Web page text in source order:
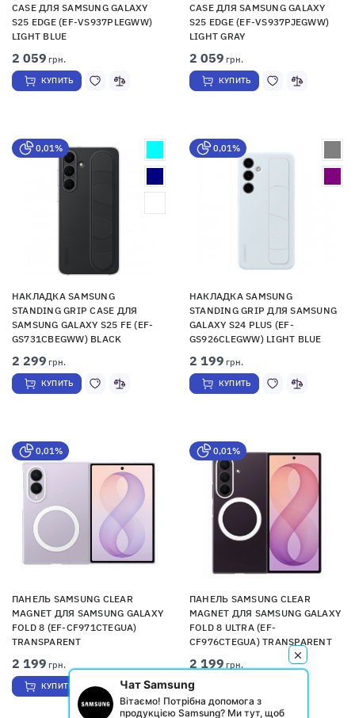
CASE ДЛЯ SAMSUNG GALAXY
S25 EDGE (EF-VS937PLEGWW)
LIGHT BLUE
2 059 грн.
КУПИТЬ
CASE ДЛЯ SAMSUNG GALAXY
S25 EDGE (EF-VS937PJEGWW)
LIGHT GRAY
2 059 грн.
КУПИТЬ
0,01%
НАКЛАДКА SAMSUNG
STANDING GRIP CASE ДЛЯ
SAMSUNG GALAXY S25 FE (EF-
GS731CBEGWW) BLACK
2 299 грн.
КУПИТЬ
0,01%
НАКЛАДКА SAMSUNG
STANDING GRIP ДЛЯ SAMSUNG
GALAXY S24 PLUS (EF-
GS926CLEGWW) LIGHT BLUE
2 199 грн.
КУПИТЬ
0,01%
ПАНЕЛЬ SAMSUNG CLEAR
MAGNET ДЛЯ SAMSUNG GALAXY
FOLD 8 (EF-CF971CTEGUA)
TRANSPARENT
2 199 грн.
КУПИТЬ
0,01%
ПАНЕЛЬ SAMSUNG CLEAR
MAGNET ДЛЯ SAMSUNG GALAXY
FOLD 8 ULTRA (EF-
CF976CTEGUA) TRANSPARENT
2 199 грн.
Чат Samsung
Вітаємо! Потрібна допомога з
продукцією Samsung? Ми тут, щоб